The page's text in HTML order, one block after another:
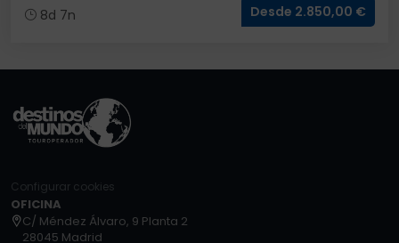
8d 7n Desde 2.850,00 €
Configurar cookies
OFICINA
C/ Méndez Álvaro, 9 Planta 2
28045 Madrid